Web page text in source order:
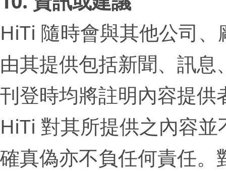
HiTi 隨時會與其他公司
由其提供包括新聞、訊
刊登時均將註明內容提
HiTi 對其所提供之內容
確真偽亦不負任何責任